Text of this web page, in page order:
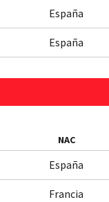
España
España
NAC
España
Francia